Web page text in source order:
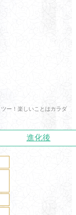
ー！楽しいことはカラダ
進化後